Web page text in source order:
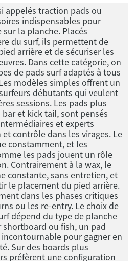
appelés traction pads ou
indispensables pour
sur la planche. Placés
du surf, ils permettent de
arrière et de sécuriser les
Dans cette catégorie, on
de pads surf adaptés à tous
modèles simples offrent un
débutants qui veulent
sessions. Les pads plus
et kick tail, sont pensés
et experts
contrôle dans les virages. Le
constamment, et les
les pads jouent un rôle
Contrairement à la wax, le
constante, sans entretien, et
le placement du pied arrière.
dans les phases critiques
ou les re-entry. Le choix de
dépend du type de planche
ou fish, un pad
pour gagner en
Sur des boards plus
préfèrent une configuration